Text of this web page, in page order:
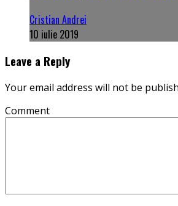
Cristian Andrei
10 iulie 2019
Leave a Reply
Your email address will not be
Comment